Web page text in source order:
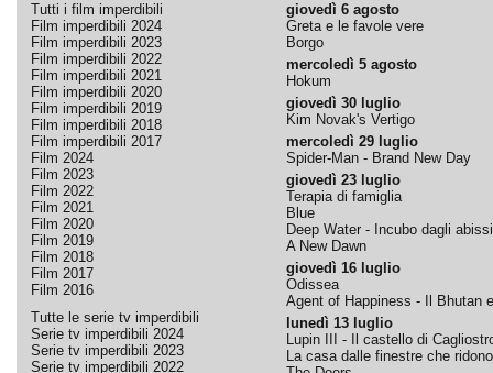
Tutti i film imperdibili
Film imperdibili 2024
Film imperdibili 2023
Film imperdibili 2022
Film imperdibili 2021
Film imperdibili 2020
Film imperdibili 2019
Film imperdibili 2018
Film imperdibili 2017
Film 2024
Film 2023
Film 2022
Film 2021
Film 2020
Film 2019
Film 2018
Film 2017
Film 2016
Tutte le serie tv imperdibili
Serie tv imperdibili 2024
Serie tv imperdibili 2023
Serie tv imperdibili 2022
giovedì 6 agosto
Greta e le favole vere
Borgo
mercoledì 5 agosto
Hokum
giovedì 30 luglio
Kim Novak's Vertigo
mercoledì 29 luglio
Spider-Man - Brand New Day
giovedì 23 luglio
Terapia di famiglia
Blue
Deep Water - Incubo dagli abissi
A New Dawn
giovedì 16 luglio
Odissea
Agent of Happiness - Il Bhutan
lunedì 13 luglio
Lupin III - Il castello di
La casa dalle finestre che ridono